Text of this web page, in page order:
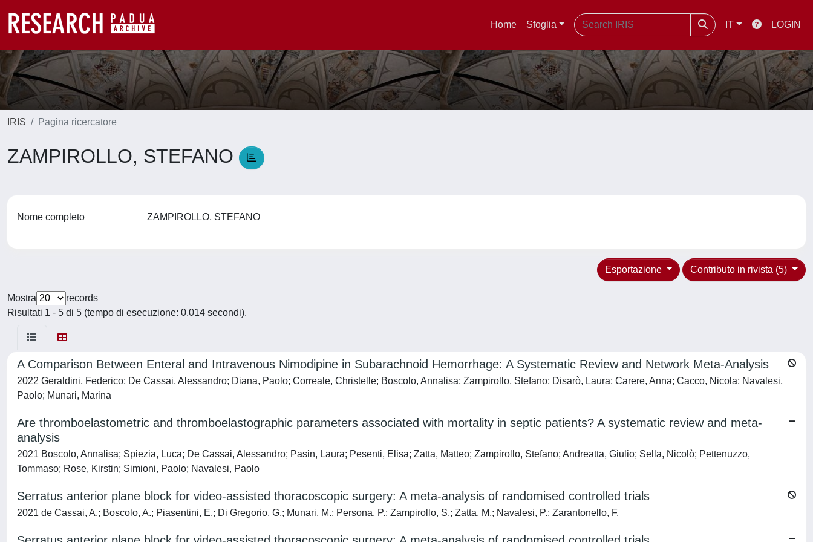
Home Sfoglia IT LOGIN
IRIS Pagina ricercatore
ZAMPIROLLO, STEFANO
Nome completo ZAMPIROLLO, STEFANO
Contributo in rivista (5)
Esportazione
Mostra
records
Risultati 1 - 5 di 5 (tempo di esecuzione: 0.014 secondi).
A Comparison Between Enteral and Intravenous Nimodipine in Subarachnoid Hemorrhage: A Systematic Review and Network Meta-Analysis
2022 Geraldini, Federico; De Cassai, Alessandro; Diana, Paolo; Correale, Christelle; Boscolo, Annalisa; Zampirollo, Stefano; Disarò, Laura; Carere, Anna; Cacco, Nicola; Navalesi,
Paolo; Munari, Marina
Are thromboelastometric and thromboelastographic parameters associated with mortality in septic patients? A systematic review and meta-
analysis
2021 Boscolo, Annalisa; Spiezia, Luca; De Cassai, Alessandro; Pasin, Laura; Pesenti, Elisa; Zatta, Matteo; Zampirollo, Stefano; Andreatta, Giulio; Sella, Nicolò; Pettenuzzo,
Tommaso; Rose, Kirstin; Simioni, Paolo; Navalesi, Paolo
Serratus anterior plane block for video-assisted thoracoscopic surgery: A meta-analysis of randomised controlled trials
2021 de Cassai, A.; Boscolo, A.; Piasentini, E.; Di Gregorio, G.; Munari, M.; Persona, P.; Zampirollo, S.; Zatta, M.; Navalesi, P.; Zarantonello, F.